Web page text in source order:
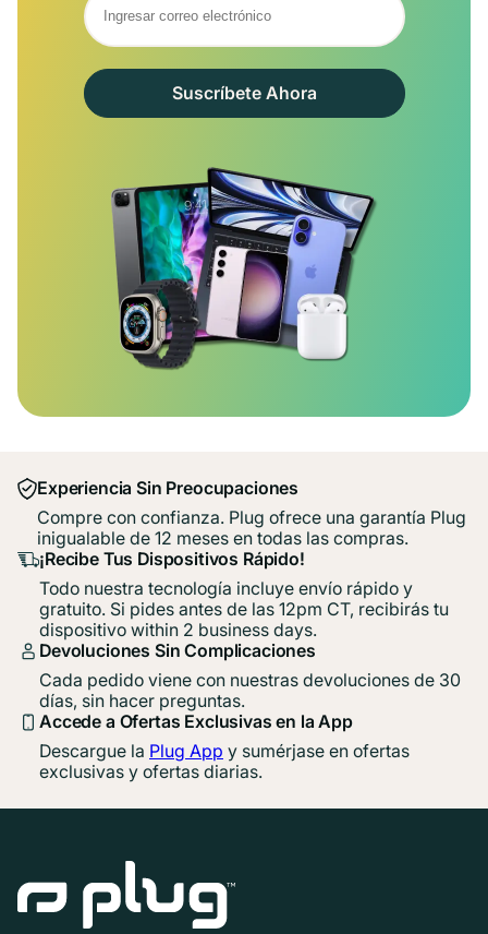
Suscríbete Ahora
Experiencia Sin Preocupaciones
Compre con confianza. Plug ofrece una garantía Plug
inigualable de 12 meses en todas las compras.
¡Recibe Tus Dispositivos Rápido!
Todo nuestra tecnología incluye envío rápido y
gratuito. Si pides antes de las 12pm CT, recibirás tu
dispositivo within 2 business days.
Devoluciones Sin Complicaciones
Cada pedido viene con nuestras devoluciones de 30
días, sin hacer preguntas.
Accede a Ofertas Exclusivas en la App
Descargue la Plug App y sumérjase en ofertas
exclusivas y ofertas diarias.